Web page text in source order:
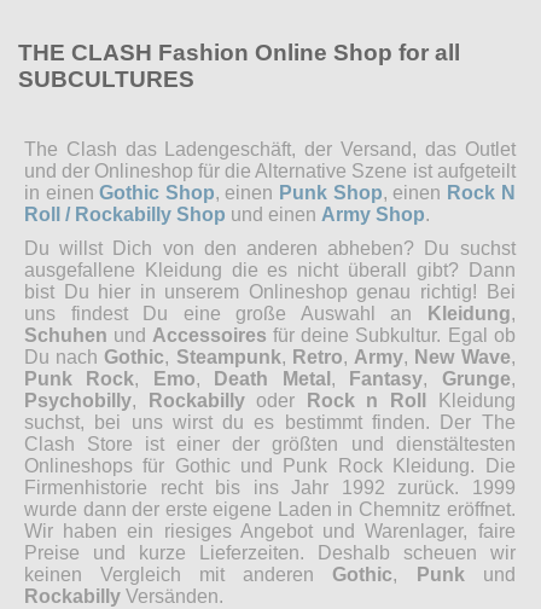
THE CLASH Fashion Online Shop for all
SUBCULTURES
The Clash das Ladengeschäft, der Versand, das Outlet
und der Onlineshop für die Alternative Szene ist aufgeteilt
in einenGothic Shop, einen Punk Shop, einen Rock N
Roll / Rockabilly Shop und einen Army Shop.
Du willst Dich von den anderen abheben? Du suchst
ausgefallene Kleidung die es nicht überall gibt? Dann
bist Du hier in unserem Onlineshop genau richtig! Bei
uns findest Du eine große Auswahl an
Kleidung,
Schuhen und Accessoires für deine Subkultur. Egal ob
Du nach Gothic, Steampunk, Retro, Army, New Wave,
Punk Rock, Emo, Death Metal , Fantasy, Grunge,
Psychobilly, Rockabillyoder Rock n Roll
Kleidung
suchst, bei uns wirst du es bestimmt finden. Der The
Clash Store ist einer der größten und dienstältesten
Onlineshops für Gothic und Punk Rock Kleidung. Die
Firmenhistorie recht bis ins Jahr 1992 zurück. 1999
wurde dann der erste eigene Laden in Chemnitz eröffnet.
Wir haben ein riesiges Angebot und Warenlager, faire
Preise und kurze Lieferzeiten. Deshalb scheuen wir
keinen Vergleich mit anderen Gothic, Punk und
Rockabilly Versänden.